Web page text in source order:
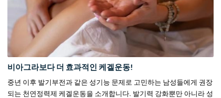
비아그라보다 더 효과적인 케겔운동!
중년 이후 발기부전과 같은 성기능 문제로 고민하는 남성들에게 권장
되는 천연정력제 케겔운동을 소개합니다. 발기력 강화뿐만 아니라 성